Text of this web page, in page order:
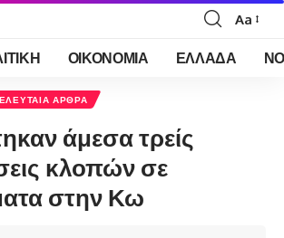
Font
Resizer
Aa
ΟΙΚΟΝΟΜΙΑ ΕΛΛΑΔΑ
ΑΡΘΡΑ
άμεσα τρείς
κλοπών σε
στην Κω